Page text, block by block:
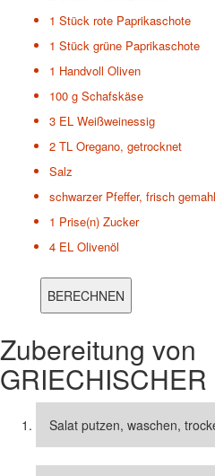
1 Stück rote Paprikaschote
1 Stück grüne Paprikaschote
1 Handvoll Oliven
100 g Schafskäse
3 EL Weißweinessig
2 TL Oregano, getrocknet
Salz
schwarzer Pfeffer, frisch
1 Prise(n) Zucker
4 EL Olivenöl
Zubereitung von
GRIECHISCHER
Salat putzen, waschen,